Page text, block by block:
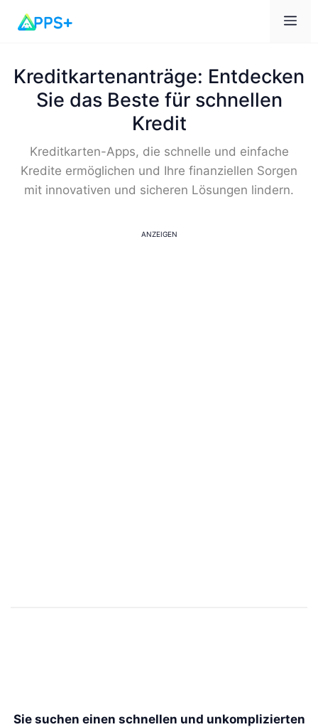
Kreditkartenanträge: Entdecken
Sie das Beste für schnellen
Kredit
Kreditkarten-Apps, die schnelle und einfache
Kredite ermöglichen und Ihre finanziellen Sorgen
mit innovativen und sicheren Lösungen lindern.
ANZEIGEN
Sie suchen einen schnellen und unkomplizierten